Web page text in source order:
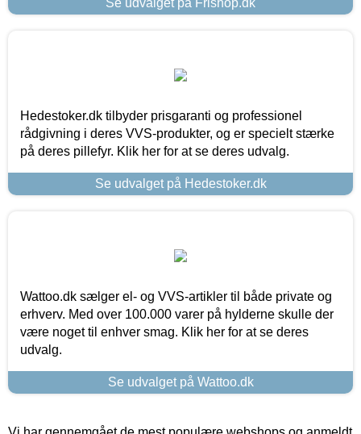
Hedestoker.dk tilbyder prisgaranti og professionel
rådgivning i deres VVS-produkter, og er specielt stærke
på deres pillefyr. Klik her for at se deres udvalg.
Se udvalget på Hedestoker.dk
Wattoo.dk sælger el- og VVS-artikler til både private og
erhverv. Med over 100.000 varer på hylderne skulle der
være noget til enhver smag. Klik her for at se deres
udvalg.
Se udvalget på Wattoo.dk